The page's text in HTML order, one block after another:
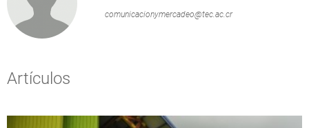
comunicacionymercadeo@tec.ac.cr
Artículos